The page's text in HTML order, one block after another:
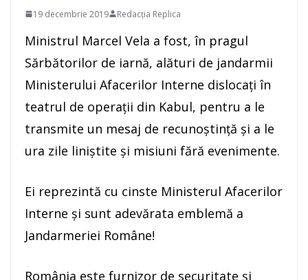
19 decembrie 2019 Redacția Replica
Ministrul Marcel Vela a fost, în pragul
Sărbătorilor de iarnă, alături de jandarmii
Ministerului Afacerilor Interne dislocați în
teatrul de operații din Kabul, pentru a le
transmite un mesaj de recunoștință și a le
ura zile liniștite și misiuni fără evenimente.
Ei reprezintă cu cinste Ministerul Afacerilor
Interne și sunt adevărata emblemă a
Jandarmeriei Române!
România este furnizor de securitate și